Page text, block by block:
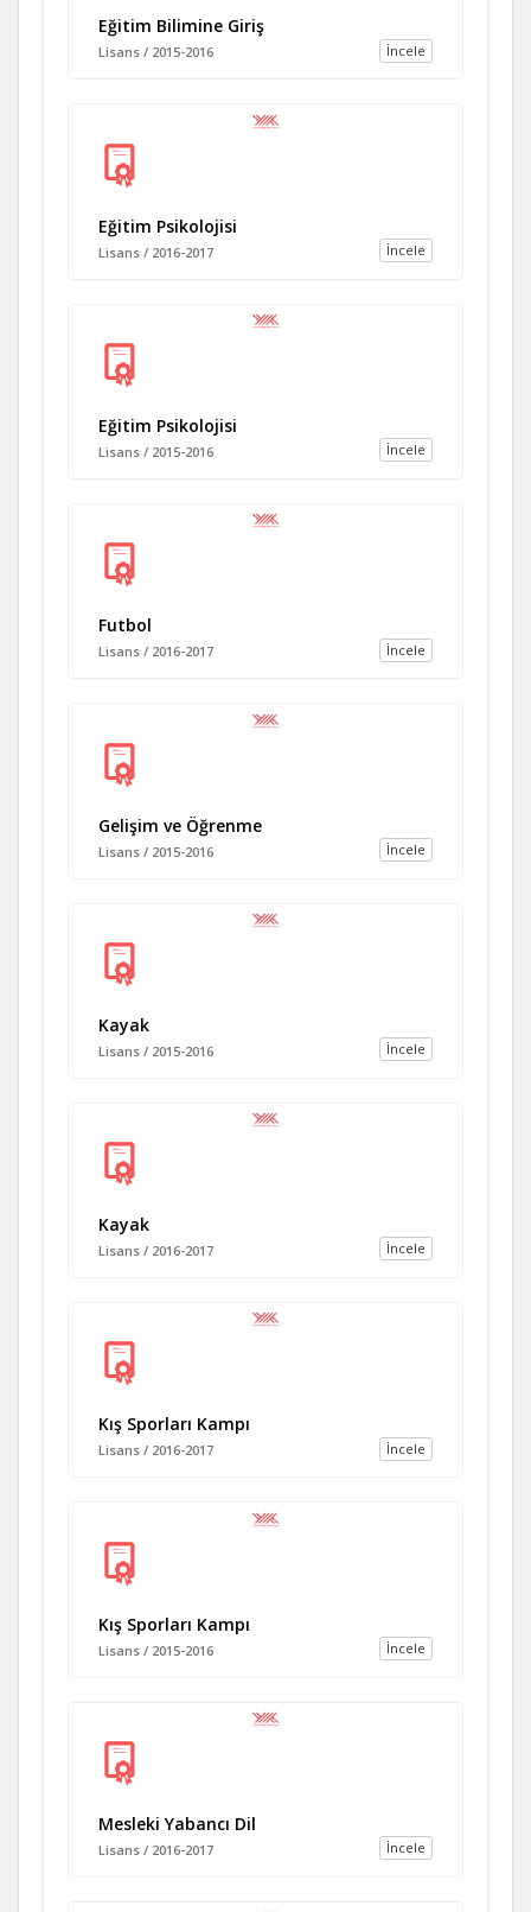
Eğitim Bilimine Giriş
İncele
Lisans / 2015-2016
Eğitim Psikolojisi
İncele
Lisans / 2016-2017
Eğitim Psikolojisi
İncele
Lisans / 2015-2016
Futbol
İncele
Lisans / 2016-2017
Gelişim ve Öğrenme
İncele
Lisans / 2015-2016
Kayak
İncele
Lisans / 2015-2016
Kayak
İncele
Lisans / 2016-2017
Kış Sporları Kampı
İncele
Lisans / 2016-2017
Kış Sporları Kampı
İncele
Lisans / 2015-2016
Mesleki Yabancı Dil
İncele
Lisans / 2016-2017